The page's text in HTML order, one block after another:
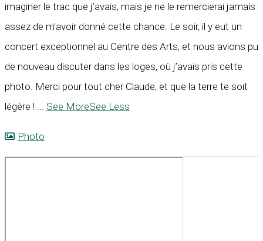
imaginer le trac que j’avais, mais je ne le remercierai jamais
assez de m’avoir donné cette chance. Le soir, il y eut un
concert exceptionnel au Centre des Arts, et nous avions pu
de nouveau discuter dans les loges, où j’avais pris cette
photo. Merci pour tout cher Claude, et que la terre te soit
légère ! ... See MoreSee Less
Photo